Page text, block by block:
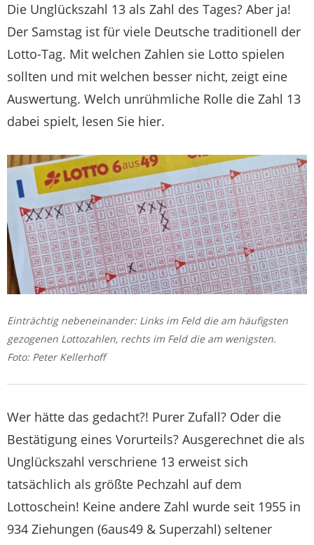
Die Unglückszahl 13 als Zahl des Tages? Aber ja!
Der Samstag ist für viele Deutsche traditionell der
Lotto-Tag. Mit welchen Zahlen sie Lotto spielen
sollten und mit welchen besser nicht, zeigt eine
Auswertung. Welch unrühmliche Rolle die Zahl 13
dabei spielt, lesen Sie hier.
Einträchtig nebeneinander: Links im Feld die am häufigsten
gezogenen Lottozahlen, rechts im Feld die am wenigsten.
Foto: Peter Kellerhoff
Wer hätte das gedacht?! Purer Zufall? Oder die
Bestätigung eines Vorurteils? Ausgerechnet die als
Unglückszahl verschriene 13 erweist sich
tatsächlich als größte Pechzahl auf dem
Lottoschein! Keine andere Zahl wurde seit 1955 in
934 Ziehungen (6aus49 & Superzahl) seltener